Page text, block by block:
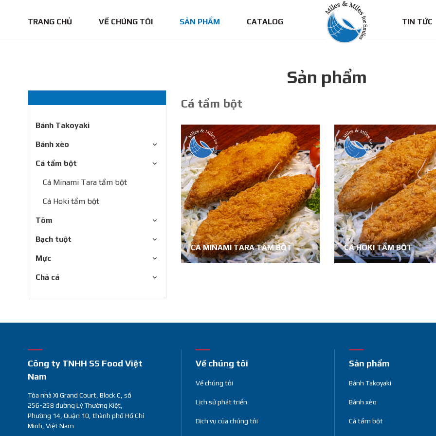
TRANG CHỦ VỀ CHÚNG TÔI SẢN PHẨM CATALOG TIN TỨC
Sản phẩm
Bánh Takoyaki
Bánh xèo
Cá tẩm bột
Cá Minami Tara tẩm bột
Cá Hoki tẩm bột
Tôm
Bạch tuột
Mực
Chả cá
Cá tẩm bột
CÁ MINAMI TARA TẨM BỘT CÁ HOKI TẨM BỘT
Công ty TNHH SS Food Việt
Nam
Tòa nhà Xi Grand Court, Block C, số
256-258 đường Lý Thường Kiệt,
Phường 14, Quận 10, thành phố Hồ Chí
Minh, Việt Nam
Về chúng tôi
Về chúng tôi
Lịch sử phát triển
Dịch vụ của chúng tôi
Sản phẩm
Bánh Takoyaki
Bánh xèo
Cá tẩm bột